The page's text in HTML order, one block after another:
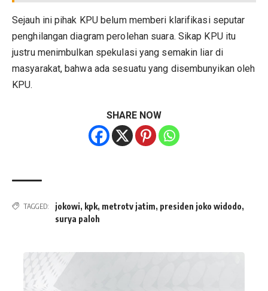
Sejauh ini pihak KPU belum memberi klarifikasi seputar
penghilangan diagram perolehan suara. Sikap KPU itu
justru menimbulkan spekulasi yang semakin liar di
masyarakat, bahwa ada sesuatu yang disembunyikan oleh
KPU.
SHARE NOW
TAGGED: jokowi, kpk, metrotv jatim, presiden joko widodo,
surya paloh